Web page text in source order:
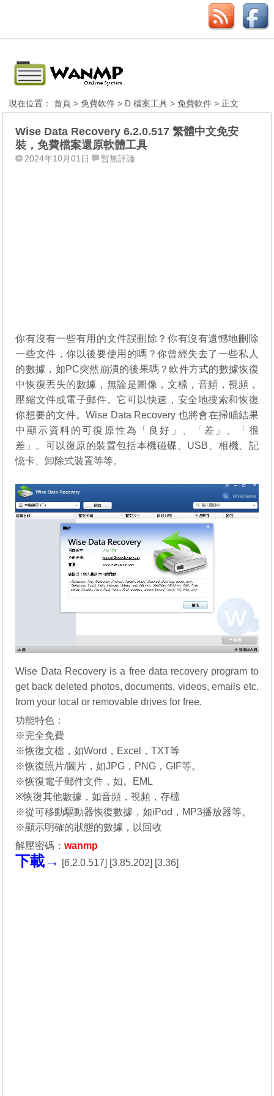
現在位置：首頁 >免費軟件 > D 檔案工具 >免費軟件 > 正文
Wise Data Recovery 6.2.0.517 繁體中文免安
裝，免費檔案還原軟體工具
2024年10月01日 暫無評論
你有沒有一些有用的文件誤刪除？你有沒有遺憾地刪除
一些文件，你以後要使用的嗎？你曾經失去了一些私人
的數據，如PC突然崩潰的後果嗎？軟件方式的數據恢復
中恢復丟失的數據，無論是圖像，文檔，音頻，視頻，
壓縮文件或電子郵件。它可以快速，安全地搜索和恢復
你想要的文件。Wise Data Recovery 也將會在掃瞄結果
中顯示資料的可復原性為「良好」、「差」、「很
差」。可以復原的裝置包括本機磁碟、USB、相機、記
憶卡、卸除式裝置等等。
Wise Data Recovery is a free data recovery program to
get back deleted photos, documents, videos, emails etc.
from your local or removable drives for free.
功能特色：
※完全免費
※恢復文檔，如Word，Excel，TXT等
※恢復照片/圖片，如JPG，PNG，GIF等。
※恢復電子郵件文件，如。EML
※恢復其他數據，如音頻，視頻，存檔
※從可移動驅動器恢復數據，如iPod，MP3播放器等。
※顯示明確的狀態的數據，以回收
解壓密碼：wanmp
下載→ [6.2.0.517] [3.85.202] [3.36]